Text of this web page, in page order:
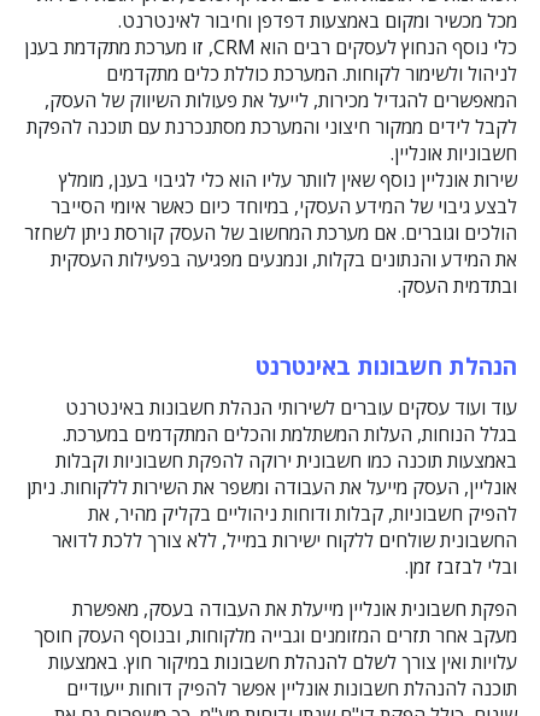
מכל מכשיר ומקום באמצעות דפדפן וחיבור לאינטרנט.
כלי נוסף הנחוץ לעסקים רבים הוא CRM, זו מערכת מתקדמת בענן
לניהול ולשימור לקוחות. המערכת כוללת כלים מתקדמים
המאפשרים להגדיל מכירות, לייעל את פעולות השיווק של העסק,
לקבל לידים ממקור חיצוני והמערכת מסתנכרנת עם תוכנה להפקת
חשבוניות אונליין.
שירות אונליין נוסף שאין לוותר עליו הוא כלי לגיבוי בענן, מומלץ
לבצע גיבוי של המידע העסקי, במיוחד כיום כאשר איומי הסייבר
הולכים וגוברים. אם מערכת המחשוב של העסק קורסת ניתן לשחזר
את המידע והנתונים בקלות, ונמנעים מפגיעה בפעילות העסקית
ובתדמית העסק.
הנהלת חשבונות באינטרנט
עוד ועוד עסקים עוברים לשירותי הנהלת חשבונות באינטרנט
בגלל הנוחות, העלות המשתלמת והכלים המתקדמים במערכת.
באמצעות תוכנה כמו חשבונית ירוקה להפקת חשבוניות וקבלות
אונליין, העסק מייעל את העבודה ומשפר את השירות ללקוחות. ניתן
להפיק חשבוניות, קבלות ודוחות ניהוליים בקליק מהיר, את
החשבונית שולחים ללקוח ישירות במייל, ללא צורך ללכת לדואר
ובלי לבזבז זמן.
הפקת חשבונית אונליין מייעלת את העבודה בעסק, מאפשרת
מעקב אחר תזרים המזומנים וגבייה מלקוחות, ובנוסף העסק חוסך
עלויות ואין צורך לשלם להנהלת חשבונות במיקור חוץ. באמצעות
תוכנה להנהלת חשבונות אונליין אפשר להפיק דוחות ייעודיים